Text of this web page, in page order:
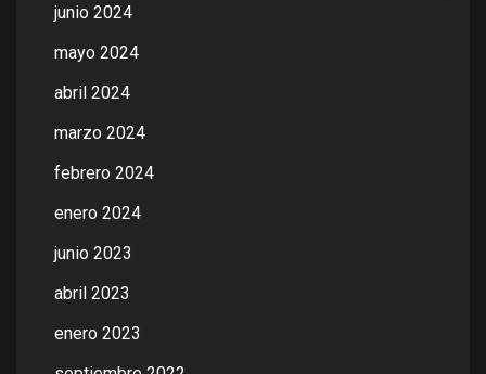
junio 2024
mayo 2024
abril 2024
marzo 2024
febrero 2024
enero 2024
junio 2023
abril 2023
enero 2023